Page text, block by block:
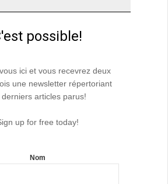
possible!
ici et vous recevrez deux
une newsletter répertoriant
derniers articles parus!
up for free today!
Nom